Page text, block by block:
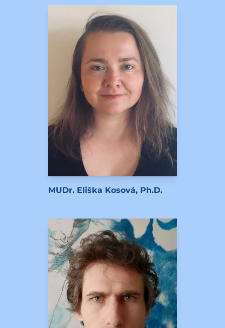
MUDr. Eliška Kosová, Ph.D.